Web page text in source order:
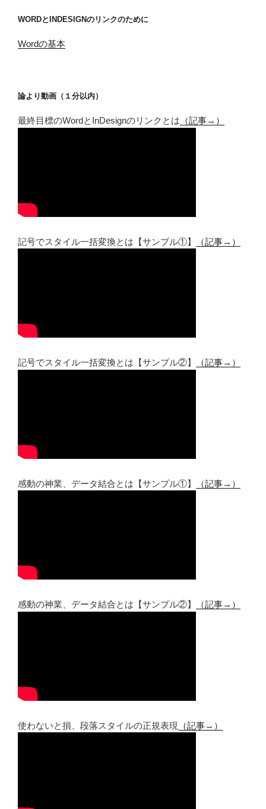
WORDとINDESIGNのリンクのために
Wordの基本
論より動画（１分以内）
最終目標のWordとInDesignのリンクとは （記事→）
記号でスタイル一括変換とは【サンプル①】 （記事→）
記号でスタイル一括変換とは【サンプル②】 （記事→）
感動の神業、データ結合とは【サンプル①】 （記事→）
感動の神業、データ結合とは【サンプル②】 （記事→）
使わないと損、段落スタイルの正規表現 （記事→）